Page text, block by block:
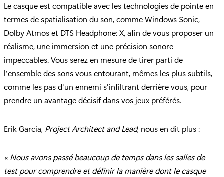
Le casque est compatible avec les technologies de pointe en
termes de spatialisation du son, comme Windows Sonic,
Dolby Atmos et DTS Headphone: X, afin de vous proposer un
réalisme, une immersion et une précision sonore
impeccables. Vous serez en mesure de tirer parti de
l'ensemble des sons vous entourant, mêmes les plus subtils,
comme les pas d'un ennemi s'infiltrant derrière vous, pour
prendre un avantage décisif dans vos jeux préférés.
Erik Garcia, Project Architect and Lead, nous en dit plus :
« Nous avons passé beaucoup de temps dans les salles de
test pour comprendre et définir la manière dont le casque